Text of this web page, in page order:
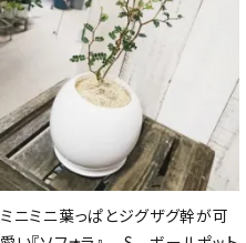
ミニミニ葉っぱとジグザグ幹が可